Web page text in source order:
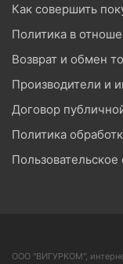
Как совершить
Политика в
Возврат и обмен
Производители и
Договор
Политика
ООО "ВИГУРКОМ",